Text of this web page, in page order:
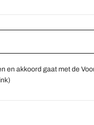
en akkoord gaat met de
)